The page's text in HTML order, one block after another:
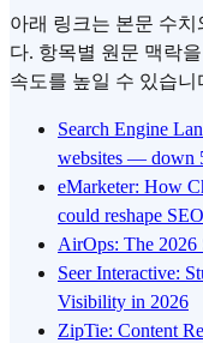
아래 링크는 본문 수치
다. 항목별 원문 맥락
속도를 높일 수 있습니
Search Engine
websites — down
eMarketer: How
could reshape SEO
AirOps: The 2026
Seer Interactive:
Visibility in 2026
ZipTie: Content